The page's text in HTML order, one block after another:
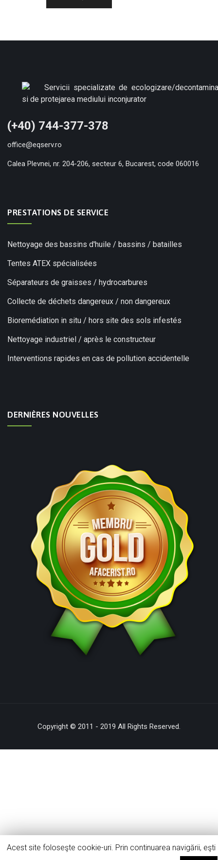
(+40) 744-377-378
office@eqserv.ro
Calea Plevnei, nr. 204-206, secteur 6, Bucarest, code 060016
PRESTATIONS DE SERVICE
Nettoyage des bassins d'huile / bassins / batailles
Tentes ATEX spécialisées
Séparateurs de graisses / hydrocarbures
Collecte de déchets dangereux / non dangereux
Bioremédiation in situ / hors site des sols infestés
Nettoyage industriel / après le constructeur
Interventions rapides en cas de pollution accidentelle
DERNIÈRES NOUVELLES
Copyright © 2011 - 2019 All Rights Reserved.
Acest site foloseşte cookie-uri. Prin continuarea navigării, eşti